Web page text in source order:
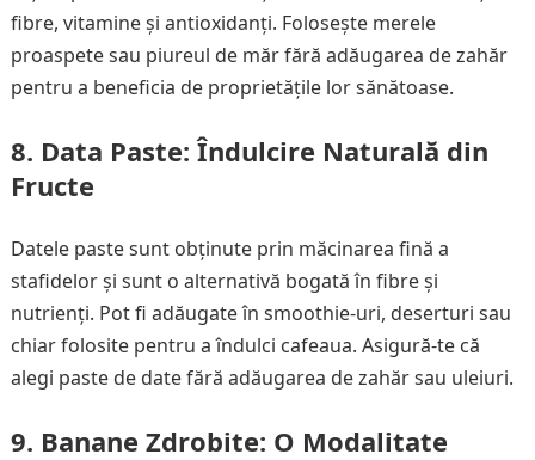
fibre, vitamine și antioxidanți. Folosește merele
proaspete sau piureul de măr fără adăugarea de zahăr
pentru a beneficia de proprietățile lor sănătoase.
8. Data Paste: Îndulcire Naturală din
Fructe
Datele paste sunt obținute prin măcinarea fină a
stafidelor și sunt o alternativă bogată în fibre și
nutrienți. Pot fi adăugate în smoothie-uri, deserturi sau
chiar folosite pentru a îndulci cafeaua. Asigură-te că
alegi paste de date fără adăugarea de zahăr sau uleiuri.
9. Banane Zdrobite: O Modalitate